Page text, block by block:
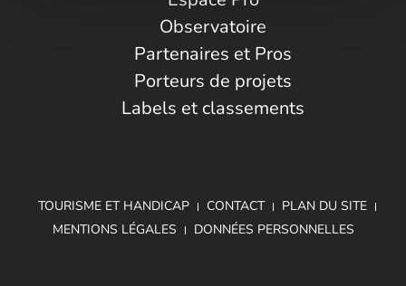
Observatoire
Partenaires et Pros
Porteurs de projets
Labels et classements
TOURISME ET HANDICAP CONTACT
PLAN DU SITE
MENTIONS LÉGALES
DONNÉES PERSONNELLES